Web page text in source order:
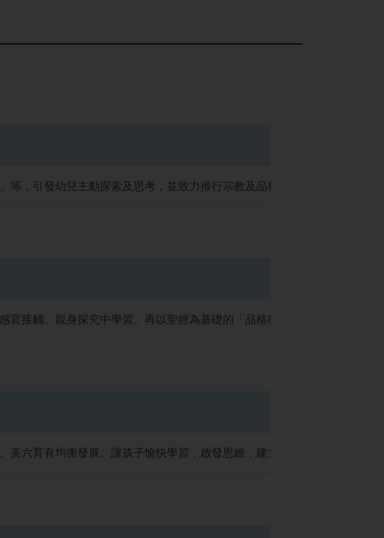
，引發幼兒主動探索及思考，並致力推行宗教及品格教育，為幼兒提
接觸、親身探究中學習。再以聖經為基礎的「品格教育」，藉每週早
六育有均衡發展。讓孩子愉快學習，啟發思維，建立自信、自助及責任感